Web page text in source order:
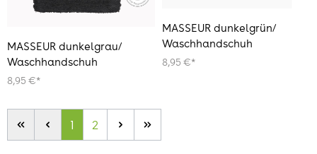
MASSEUR dunkelgrau/
Waschhandschuh
8,95 €*
MASSEUR dunkelgrün/
Waschhandschuh
8,95 €*
1 2